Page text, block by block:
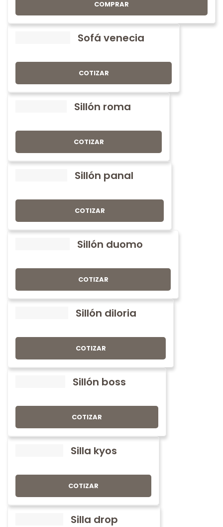
COMPRAR
Sofá venecia
COTIZAR
Sillón roma
COTIZAR
Sillón panal
COTIZAR
Sillón duomo
COTIZAR
Sillón diloria
COTIZAR
Sillón boss
COTIZAR
Silla kyos
COTIZAR
Silla drop